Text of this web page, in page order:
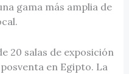
gama más amplia de
20 salas de exposición
en Egipto. La